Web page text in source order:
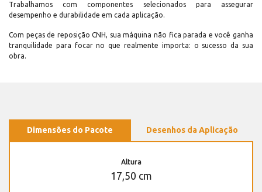
Trabalhamos com componentes selecionados para assegurar
desempenho e durabilidade em cada aplicação.
Com peças de reposição CNH, sua máquina não fica parada e você ganha
tranquilidade para focar no que realmente importa: o sucesso da sua
obra.
Dimensões do Pacote Desenhos da Aplicação
Altura
17,50 cm